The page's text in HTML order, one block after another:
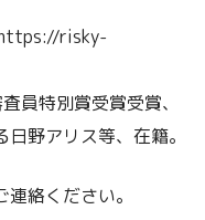
https://risky-
員特別賞受賞受賞、
野アリス等、在籍。
絡ください。